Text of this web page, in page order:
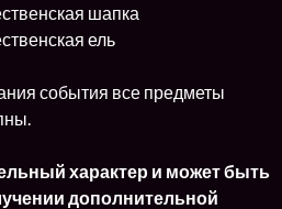
шапка
ель
события все предметы
характер и может быть
дополнительной